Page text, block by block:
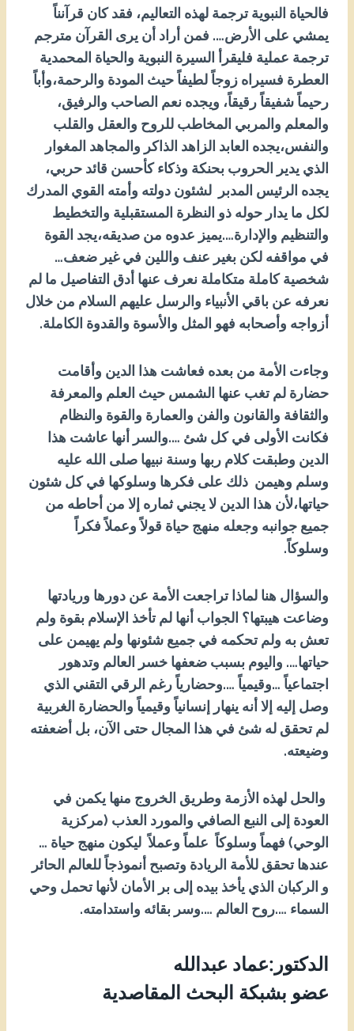
فالحياة النبوية ترجمة لهذه التعاليم، فقد كان قرآنناً
يمشي على الأرض…. فمن أراد أن يرى القرآن مترجم
ترجمة عملية فليقرأ السيرة النبوية والحياة المحمدية
العطرة فسيراه زوجاً لطيفاً حيث المودة والرحمة،وأباً
رحيماً شفيقاً رقيقاً، ويجده نعم الصاحب والرفيق،
والمعلم والمربي المخاطب للروح والعقل والقلب
والنفس،يجده العابد الزاهد الذاكر والمجاهد المغوار
الذي يدير الحروب بحنكة وذكاء كأحسن قائد حربي،
يجده الرئيس المدبر لشئون دولته وأمته القوي المدرك
لكل ما يدار حوله ذو النظرة المستقبلية والتخطيط
والتنظيم والإدارة….يميز عدوه من صديقه،يجد القوة
في مواقفه لكن بغير عنف واللين في غير ضعف…
شخصية كاملة متكاملة نعرف عنها أدق التفاصيل ما لم
نعرفه عن باقي الأنبياء والرسل عليهم السلام من خلال
أزواجه وأصحابه فهو المثل والأسوة والقدوة الكاملة.
وجاءت الأمة من بعده فعاشت هذا الدين وأقامت
حضارة لم تغب عنها الشمس حيث العلم والمعرفة
والثقافة والقانون والفن والعمارة والقوة والنظام
فكانت الأولى في كل شئ ….والسر أنها عاشت هذا
الدين وطبقت كلام ربها وسنة نبيها صلى الله عليه
وسلم وهيمن ذلك على فكرها وسلوكها في كل شئون
حياتها،لأن هذا الدين لا يجني ثماره إلا من أحاطه من
جميع جوانبه وجعله منهج حياة قولاً وعملاً فكراً
وسلوكاً.
والسؤال هنا لماذا تراجعت الأمة عن دورها وريادتها
وضاعت هيبتها؟ الجواب أنها لم تأخذ الإسلام بقوة ولم
تعش به ولم تحكمه في جميع شئونها ولم يهيمن على
حياتها…. واليوم بسبب ضعفها خسر العالم وتدهور
اجتماعياً …وقيمياً ….وحضارياً رغم الرقي التقني الذي
وصل إليه إلا أنه ينهار إنسانياً وقيمياً والحضارة الغربية
لم تحقق له شئ في هذا المجال حتى الآن، بل أضعفته
وضيعته.
والحل لهذه الأزمة وطريق الخروج منها يكمن في
العودة إلى النبع الصافي والمورد العذب (مركزية
الوحي) فهماً وسلوكاً علماً وعملاً ليكون منهج حياة …
عندها تحقق للأمة الريادة وتصبح أنموذجاً للعالم الحائر
و الركبان الذي يأخذ بيده إلى بر الأمان لأنها تحمل وحي
السماء ….روح العالم ….وسر بقائه واستدامته.
الدكتور:عماد عبدالله
عضو بشبكة البحث المقاصدية